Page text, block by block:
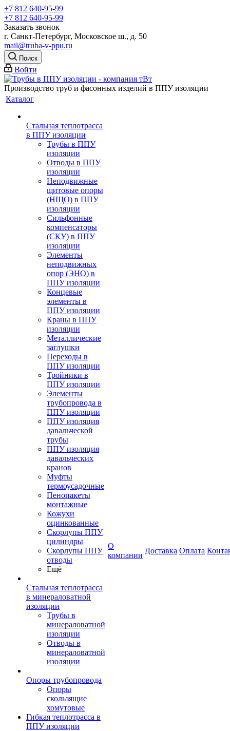
+7 812 640-95-99
+7 812 640-95-99
Заказать звонок
г. Санкт-Петербург, Московское ш., д. 50
mail@truba-v-ppu.ru
Поиск
Войти
Производство труб и фасонных изделий в ППУ изоляции
Каталог
Стальная теплотрасса
в ППУ изоляции
Трубы в ППУ
изоляции
Отводы в ППУ
изоляции
Неподвижные
щитовые опоры
(НЩО) в ППУ
изоляции
Cильфонные
компенсаторы
(СКУ) в ППУ
изоляции
Элементы
неподвижных
опор (ЭНО) в
ППУ изоляции
Концевые
элементы в
ППУ изоляции
Краны в ППУ
изоляции
Металлические
заглушки
Переходы в
ППУ изоляции
Тройники в
ППУ изоляции
Элементы
трубопровода в
ППУ изоляции
ППУ изоляция
давальческой
трубы
ППУ изоляция
давальческих
кранов
Муфты
термоусадочные
Пенопакеты
монтажные
Кожухи
оцинкованные
Скорлупы ППУ
цилиндры
Скорлупы ППУ
отводы
Ещё
Стальная теплотрасса
в минераловатной
изоляции
Трубы в
минераловатной
изоляции
Отводы в
минераловатной
изоляции
Опоры трубопровода
Опоры
скользящие
хомутовые
Гибкая теплотрасса в
ППУ изоляции
О
компании
Доставка Оплата